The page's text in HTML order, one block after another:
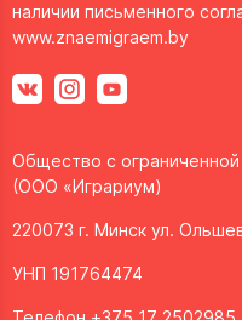
наличии письменного
www.znaemigraem.by
Общество с
(ООО «Играриум)
220073 г. Минск ул.
УНП 191764474